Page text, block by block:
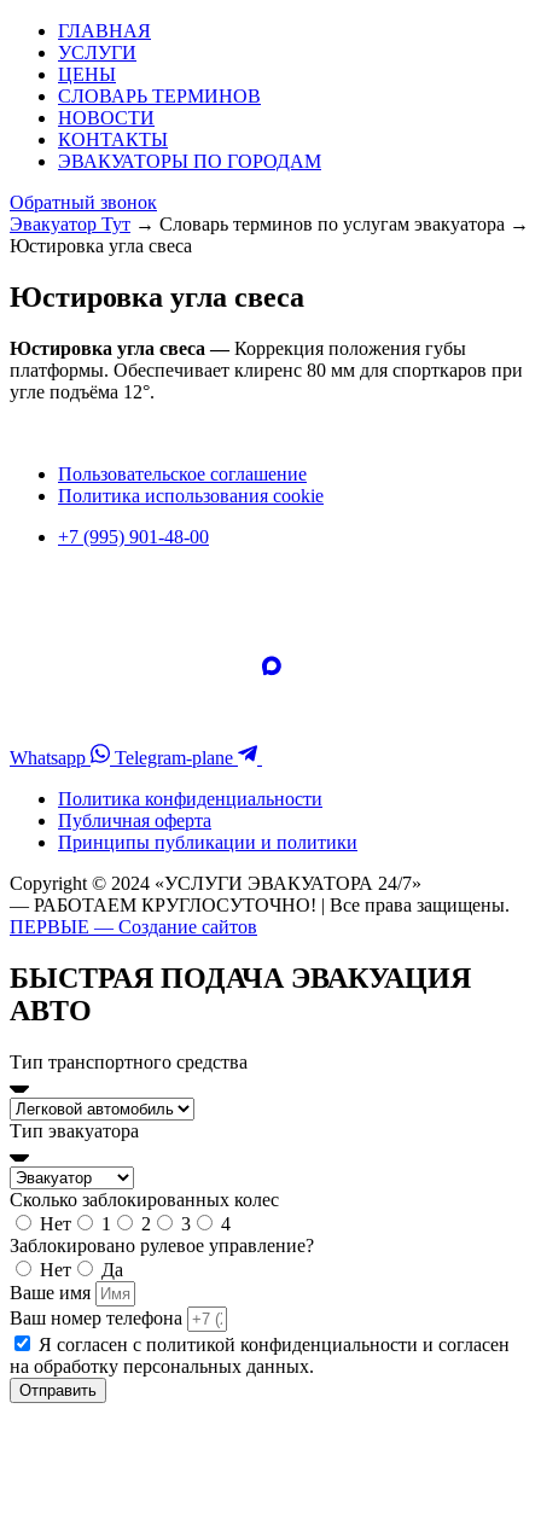
ГЛАВНАЯ
УСЛУГИ
ЦЕНЫ
СЛОВАРЬ ТЕРМИНОВ
НОВОСТИ
КОНТАКТЫ
ЭВАКУАТОРЫ ПО ГОРОДАМ
Обратный звонок
Эвакуатор Тут → Словарь терминов по услугам эвакуатора →
Юстировка угла свеса
Юстировка угла свеса
Юстировка угла свеса —Коррекция положения губы
платформы. Обеспечивает клиренс 80 мм для спорткаров при
угле подъёма 12°.
Пользовательское соглашение
Политика использования cookie
+7 (995) 901-48-00
Whatsapp
Telegram-plane
Политика конфиденциальности
Публичная оферта
Принципы публикации и политики
Copyright © 2024 «УСЛУГИ ЭВАКУАТОРА 24/7»
— РАБОТАЕМ КРУГЛОСУТОЧНО! | Все права защищены.
ПЕРВЫЕ — Создание сайтов
БЫСТРАЯ ПОДАЧА ЭВАКУАЦИЯ
АВТО
Тип транспортного средства
Тип эвакуатора
Сколько заблокированных колес
Нет
1 2 3
4
Заблокировано рулевое управление?
Нет
Да
Ваше имя
Ваш номер телефона
Я согласен с политикой конфиденциальности и согласен
на обработку персональных данных.
Отправить